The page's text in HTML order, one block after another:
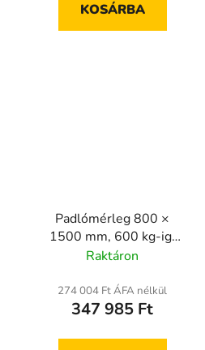
KOSÁRBA
Padlómérleg 800 ×
1500 mm, 600 kg-ig,
hitelesített
Raktáron
274 004 Ft ÁFA nélkül
347 985 Ft